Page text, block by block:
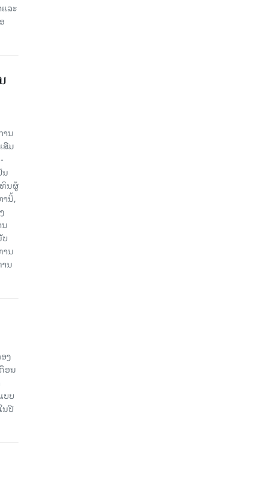
ລະ
ານ
ສີມ
ນ
ທຶນຜູ້
ນີ້,
ານ
ນ
ງ
ອນ
ບບ
ນປີ